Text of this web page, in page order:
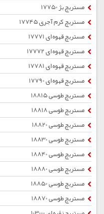
مستربچ بژ 17750
مستربچ کرم آجری 17745
مستربچ قهوه ای 17771
مستربچ قهوه ای 17772
مستربچ قهوه ای 17781
مستربچ قهوه ای 17790
مستربچ طوسی 18815
مستربچ طوسی 18818
مستربچ طوسی 18820
مستربچ طوسی 18830
مستربچ طوسی 18840
مستربچ طوسی 18880
مستربچ طوسی 18850
مستربچ طوسی 18870